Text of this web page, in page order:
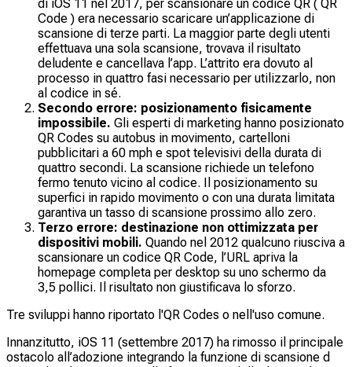
di iOS 11 nel 2017, per scansionare un codice QR ( QR
Code ) era necessario scaricare un’applicazione di
scansione di terze parti. La maggior parte degli utenti
effettuava una sola scansione, trovava il risultato
deludente e cancellava l’app. L’attrito era dovuto al
processo in quattro fasi necessario per utilizzarlo, non
al codice in sé.
Secondo errore: posizionamento fisicamente
impossibile. Gli esperti di marketing hanno posizionato
QR Codes su autobus in movimento, cartelloni
pubblicitari a 60 mph e spot televisivi della durata di
quattro secondi. La scansione richiede un telefono
fermo tenuto vicino al codice. Il posizionamento su
superfici in rapido movimento o con una durata limitata
garantiva un tasso di scansione prossimo allo zero.
Terzo errore: destinazione non ottimizzata per
dispositivi mobili. Quando nel 2012 qualcuno riusciva a
scansionare un codice QR Code, l’URL apriva la
homepage completa per desktop su uno schermo da
3,5 pollici. Il risultato non giustificava lo sforzo.
Tre sviluppi hanno riportato l'QR Codes o nell'uso comune.
Innanzitutto, iOS 11 (settembre 2017) ha rimosso il principale
ostacolo all’adozione integrando la funzione di scansione d